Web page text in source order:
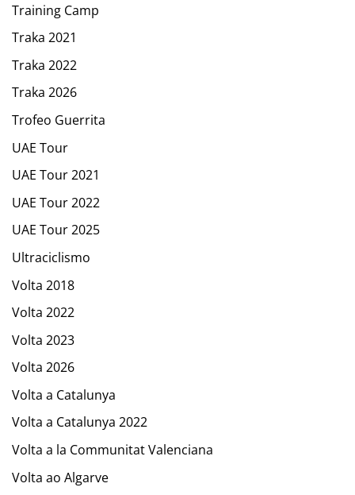
Training Camp
Traka 2021
Traka 2022
Traka 2026
Trofeo Guerrita
UAE Tour
UAE Tour 2021
UAE Tour 2022
UAE Tour 2025
Ultraciclismo
Volta 2018
Volta 2022
Volta 2023
Volta 2026
Volta a Catalunya
Volta a Catalunya 2022
Volta a la Communitat Valenciana
Volta ao Algarve